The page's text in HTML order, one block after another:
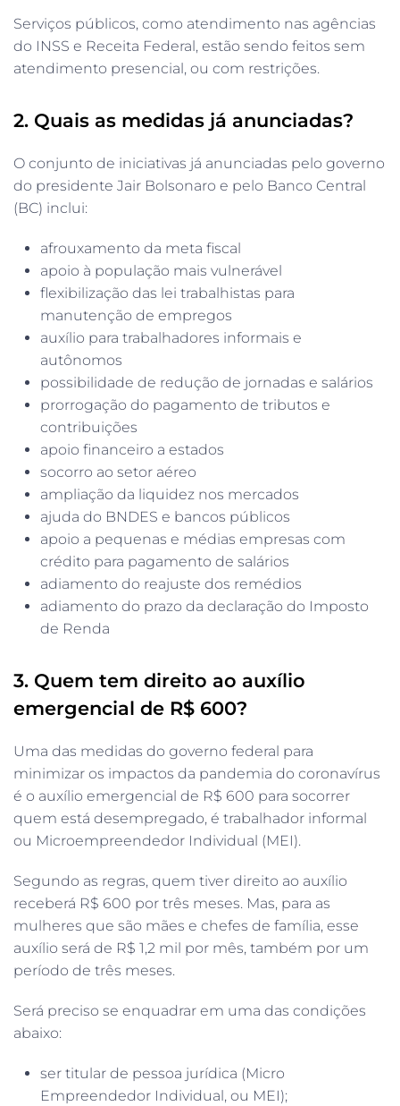
Serviços públicos, como atendimento nas agências
do INSS e Receita Federal, estão sendo feitos sem
atendimento presencial, ou com restrições.
2. Quais as medidas já anunciadas?
O conjunto de iniciativas já anunciadas pelo governo
do presidente Jair Bolsonaro e pelo Banco Central
(BC) inclui:
afrouxamento da meta fiscal
apoio à população mais vulnerável
flexibilização das lei trabalhistas para
manutenção de empregos
auxílio para trabalhadores informais e
autônomos
possibilidade de redução de jornadas e salários
prorrogação do pagamento de tributos e
contribuições
apoio financeiro a estados
socorro ao setor aéreo
ampliação da liquidez nos mercados
ajuda do BNDES e bancos públicos
apoio a pequenas e médias empresas com
crédito para pagamento de salários
adiamento do reajuste dos remédios
adiamento do prazo da declaração do Imposto
de Renda
3. Quem tem direito ao auxílio
emergencial de R$ 600?
Uma das medidas do governo federal para
minimizar os impactos da pandemia do coronavírus
é o auxílio emergencial de R$ 600 para socorrer
quem está desempregado, é trabalhador informal
ou Microempreendedor Individual (MEI).
Segundo as regras, quem tiver direito ao auxílio
receberá R$ 600 por três meses. Mas, para as
mulheres que são mães e chefes de família, esse
auxílio será de R$ 1,2 mil por mês, também por um
período de três meses.
Será preciso se enquadrar em uma das condições
abaixo:
ser titular de pessoa jurídica (Micro
Empreendedor Individual, ou MEI);